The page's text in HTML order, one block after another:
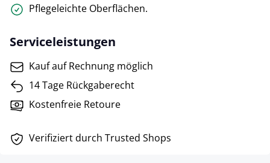
Pflegeleichte Oberflächen.
Serviceleistungen
Kauf auf Rechnung möglich
14 Tage Rückgaberecht
Kostenfreie Retoure
Verifiziert durch Trusted Shops